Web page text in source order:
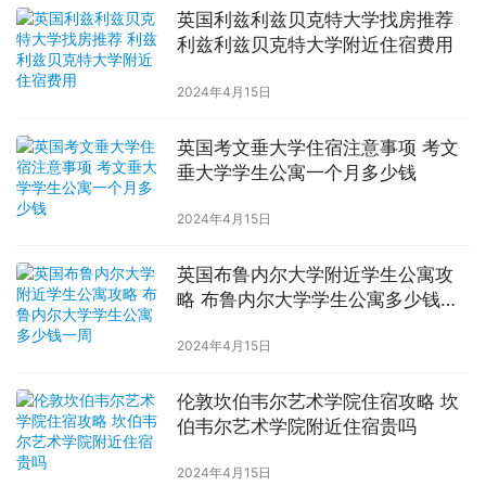
英国利兹利兹贝克特大学找房推荐
利兹利兹贝克特大学附近住宿费用
2024年4月15日
英国考文垂大学住宿注意事项 考文
垂大学学生公寓一个月多少钱
2024年4月15日
英国布鲁内尔大学附近学生公寓攻
略 布鲁内尔大学学生公寓多少钱一
2024年4月15日
伦敦坎伯韦尔艺术学院住宿攻略 坎
伯韦尔艺术学院附近住宿贵吗
2024年4月15日